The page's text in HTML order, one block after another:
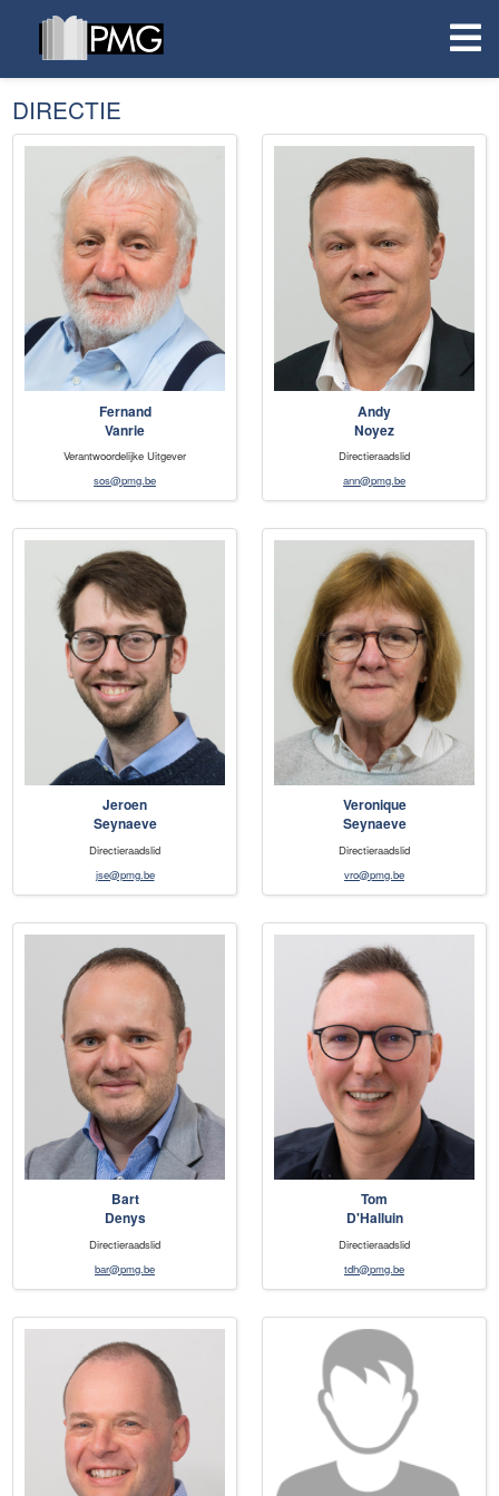
DIRECTIE
Fernand
Vanrie
Verantwoordelijke Uitgever
sos@pmg.be
Andy
Noyez
Directieraadslid
ann@pmg.be
Jeroen
Seynaeve
Directieraadslid
jse@pmg.be
Veronique
Seynaeve
Directieraadslid
vro@pmg.be
Bart
Denys
Directieraadslid
bar@pmg.be
Tom
D'Halluin
Directieraadslid
tdh@pmg.be